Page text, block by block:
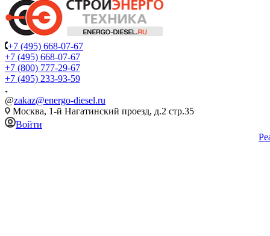
+7 (495) 668-07-67
+7 (495) 668-07-67
+7 (800) 777-29-67
+7 (495) 233-93-59
@zakaz@energo-diesel.ru
Москва, 1-й Нагатинский проезд, д.2 стр.35
Войти